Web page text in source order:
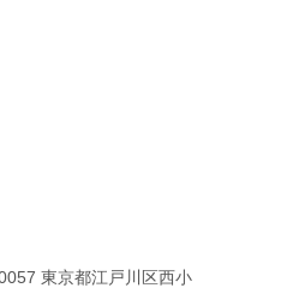
東京都江戸川区西小